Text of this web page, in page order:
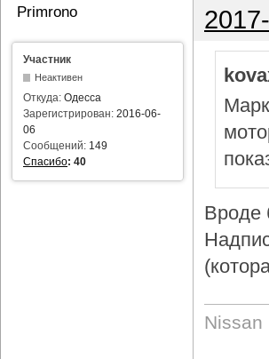
Primrono
Участник
Неактивен
Откуда: Одесса
Зарегистрирован: 2016-06-
06
Сообщений: 149
Спасибо: 40
Вроде
Nissan